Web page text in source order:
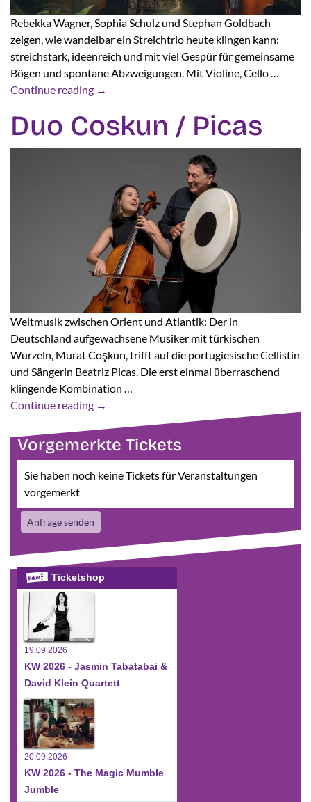
Rebekka Wagner, Sophia Schulz und Stephan Goldbach
zeigen, wie wandelbar ein Streichtrio heute klingen kann:
streichstark, ideenreich und mit viel Gespür für gemeinsame
Bögen und spontane Abzweigungen. Mit Violine, Cello …
Continue reading →
Duo Coskun / Picas
Weltmusik zwischen Orient und Atlantik: Der in
Deutschland aufgewachsene Musiker mit türkischen
Wurzeln, Murat Coşkun, trifft auf die portugiesische Cellistin
und Sängerin Beatriz Picas. Die erst einmal überraschend
klingende Kombination …
Continue reading →
Vorgemerkte Tickets
Sie haben noch keine Tickets für Veranstaltungen
vorgemerkt
Anfrage senden
Ticketshop
19.09.2026
KW 2026 - Jasmin Tabatabai &
David Klein Quartett
20.09.2026
KW 2026 - The Magic Mumble
Jumble